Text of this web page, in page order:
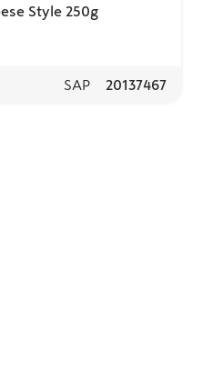
Style 250g
SAP 20137467